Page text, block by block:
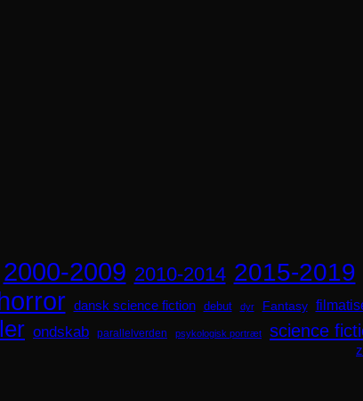
2000-2009 2010-2014 2015-2019
dansk science fiction debut dyr Fantasy
ondskab parallelverden psykologisk portræt science